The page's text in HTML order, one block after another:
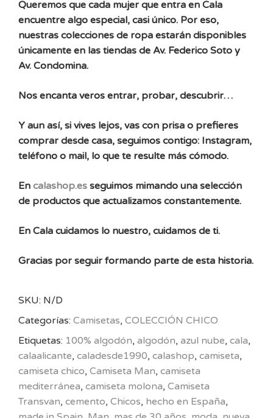
Queremos que cada mujer que entra en Cala
encuentre algo especial, casi único. Por eso,
nuestras colecciones de ropa estarán disponibles
únicamente en las tiendas de Av. Federico Soto y
Av. Condomina.
Nos encanta veros entrar, probar, descubrir…
Y aun así, si vives lejos, vas con prisa o prefieres
comprar desde casa, seguimos contigo: Instagram,
teléfono o mail, lo que te resulte más cómodo.
En calashop.es seguimos mimando una selección
de productos que actualizamos constantemente.
En Cala cuidamos lo nuestro, cuidamos de ti.
Gracias por seguir formando parte de esta historia.
SKU: N/D
Categorías: Camisetas, COLECCIÓN CHICO
Etiquetas: 100% algodón, algodón, azul nube, cala,
calaalicante, caladesde1990, calashop, camiseta,
camiseta chico, Camiseta Man, camiseta
mediterránea, camiseta molona, Camiseta
Transvan, cemento, Chicos, hecho en España,